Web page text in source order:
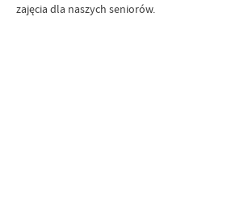
zajęcia dla naszych seniorów.